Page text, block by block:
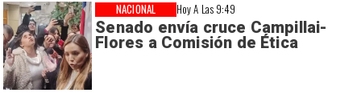
Hoy A Las 9:49
Senado envía cruce Campillai-
Flores a Comisión de Ética
NACIONAL